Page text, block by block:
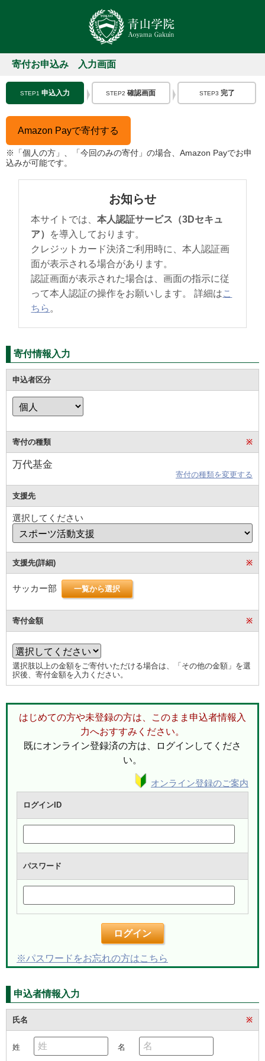
寄付お申込み 入力画面
STEP1 申込入力 STEP2 確認画面 STEP3 完了
Amazon Payで寄付する
※「個人の方」、「今回のみの寄付」の場合、Amazon Payでお申
込みが可能です。
お知らせ
本サイトでは、本人認証サービス（3Dセキュ
ア） を導入しております。
クレジットカード決済ご利用時に、本人認証画
面が表示される場合があります。
認証画面が表示された場合は、画面の指示に従
って本人認証の操作をお願いします。 詳細はこ
ちら 。
寄付情報入力
申込者区分
寄付の種類 ※
万代基金
寄付の種類を変更する
支援先
選択してください
支援先(詳細) ※
サッカー部 一覧から選択
寄付金額 ※
選択肢以上の金額をご寄付いただける場合は、「その他の金額」を選
択後、寄付金額を入力ください。
はじめての方や未登録の方は、このまま申込者情報入
力へおすすみください。
既にオンライン登録済の方は、ログインしてくださ
い。
オンライン登録のご案内
ログインID
パスワード
ログイン
※パスワードをお忘れの方はこちら
申込者情報入力
氏名 ※
姓 名